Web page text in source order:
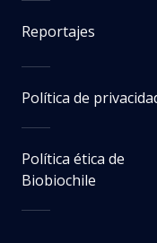
Reportajes
Política de
Política ética de
Biobiochile